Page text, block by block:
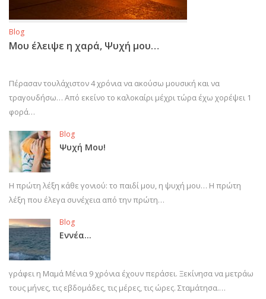
Blog
Μου έλειψε η χαρά, Ψυχή μου…
Πέρασαν τουλάχιστον 4 χρόνια να ακούσω μουσική και να
τραγουδήσω… Από εκείνο το καλοκαίρι μέχρι τώρα έχω χορέψει 1
φορά…
Blog
Ψυχή Μου!
Η πρώτη λέξη κάθε γονιού: το παιδί μου, η ψυχή μου… Η πρώτη
λέξη που έλεγα συνέχεια από την πρώτη…
Blog
Εννέα…
γράφει η Μαμά Μένια 9 χρόνια έχουν περάσει. Ξεκίνησα να μετράω
τους μήνες, τις εβδομάδες, τις μέρες, τις ώρες. Σταμάτησα.…